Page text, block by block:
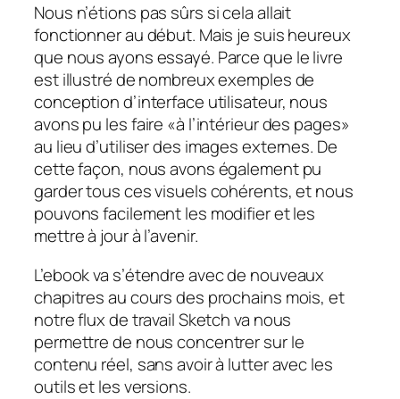
Nous n’étions pas sûrs si cela allait
fonctionner au début. Mais je suis heureux
que nous ayons essayé. Parce que le livre
est illustré de nombreux exemples de
conception d’interface utilisateur, nous
avons pu les faire «à l’intérieur des pages»
au lieu d’utiliser des images externes. De
cette façon, nous avons également pu
garder tous ces visuels cohérents, et nous
pouvons facilement les modifier et les
mettre à jour à l’avenir.
L’ebook va s’étendre avec de nouveaux
chapitres au cours des prochains mois, et
notre flux de travail Sketch va nous
permettre de nous concentrer sur le
contenu réel, sans avoir à lutter avec les
outils et les versions.